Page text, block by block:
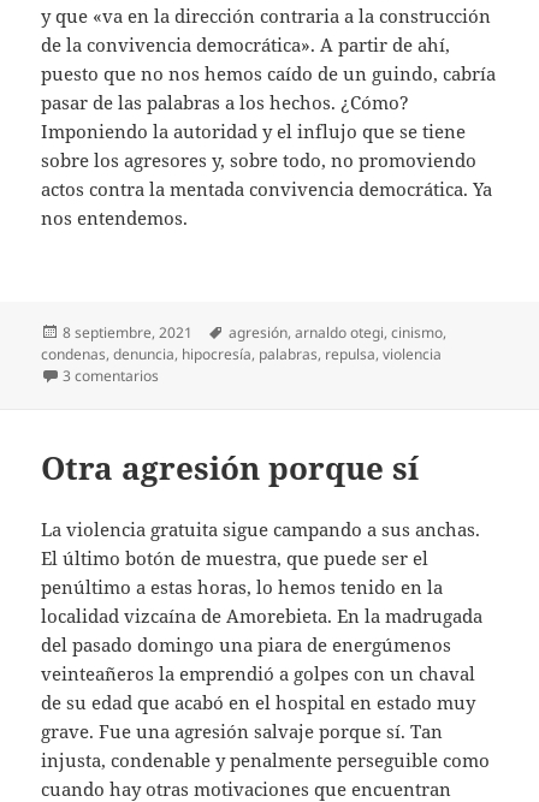
y que «va en la dirección contraria a la construcción
de la convivencia democrática». A partir de ahí,
puesto que no nos hemos caído de un guindo, cabría
pasar de las palabras a los hechos. ¿Cómo?
Imponiendo la autoridad y el influjo que se tiene
sobre los agresores y, sobre todo, no promoviendo
actos contra la mentada convivencia democrática. Ya
nos entendemos.
Publicado
el
8 septiembre, 2021 Etiquetas
agresión,arnaldo otegi,cinismo,
condenas,denuncia, hipocresía, palabras, repulsa,violencia
3 comentarios
Otra agresión porque sí
La violencia gratuita sigue campando a sus anchas.
El último botón de muestra, que puede ser el
penúltimo a estas horas, lo hemos tenido en la
localidad vizcaína de Amorebieta. En la madrugada
del pasado domingo una piara de energúmenos
veinteañeros la emprendió a golpes con un chaval
de su edad que acabó en el hospital en estado muy
grave. Fue una agresión salvaje porque sí. Tan
injusta, condenable y penalmente perseguible como
cuando hay otras motivaciones que encuentran